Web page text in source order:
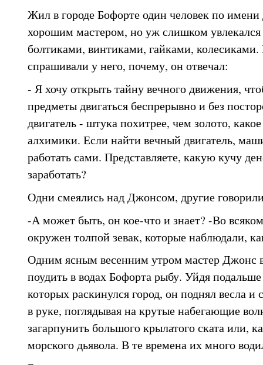
Жил в городе Бофорте один человек по
хорошим мастером, но уж слишком
болтиками, винтиками, гайками,
спрашивали у него, почему, он отвечал:
- Я хочу открыть тайну вечного движения,
предметы двигаться беспрерывно и без
двигатель - штука похитрее, чем золото,
алхимики. Если найти вечный двигатель,
работать сами. Представляете, какую кучу
заработать?
Одни смеялись над Джонсом, другие
-А может быть, он кое-что и знает? -Во
окружен толпой зевак, которые наблюдали,
Одним ясным весенним утром мастер Джонс
поудить в водах Бофорта рыбу. Уйдя подальше
которых раскинулся город, он поднял весла
в руке, поглядывая на крутые набегающие
загарпунить большого крылатого ската или,
морского дьявола. В те времена их много